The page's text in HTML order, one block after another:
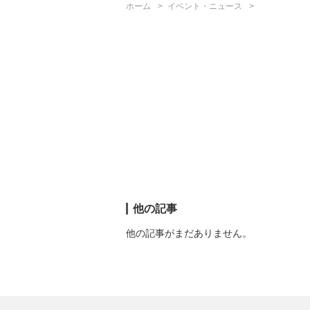
ホーム イベント・ニュース
他の記事
他の記事がまだありません。